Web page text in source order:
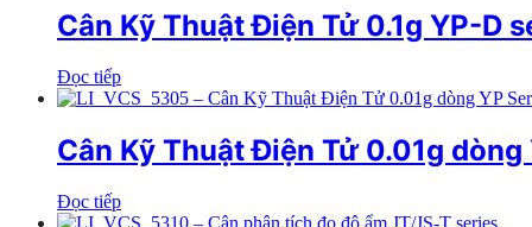
Cân Kỹ Thuật Điện Tử 0.1g YP-D
Đọc tiếp
Cân Kỹ Thuật Điện Tử 0.01g dòng
Đọc tiếp